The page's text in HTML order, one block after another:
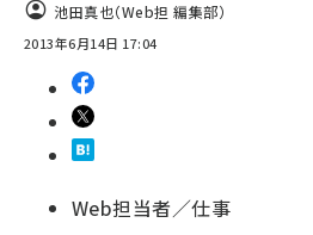
池田真也（Web担 編集部）
2013年6月14日 17:04
Web担当者／仕事